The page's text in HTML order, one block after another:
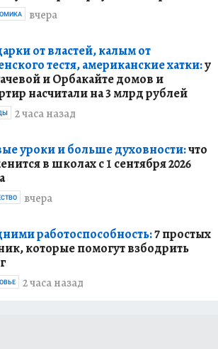
вчера
от властей, калым от
тестя, американские хатки:у
и Орбакайте домов и
насчитали на 3 млрд рублей
2 часа назад
уроки и больше духовности:что
в школах с 1 сентября 2026
вчера
работоспособность:7 простых
которые помогут взбодрить
2 часа назад